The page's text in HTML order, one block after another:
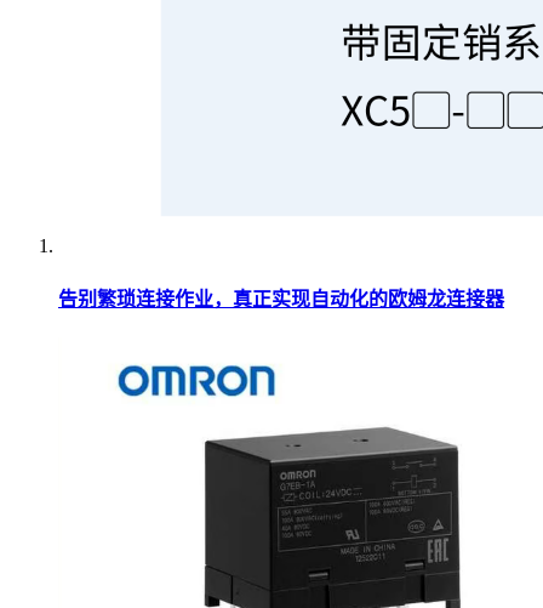
告别繁琐连接作业，真正实现自动化的欧姆龙连接器